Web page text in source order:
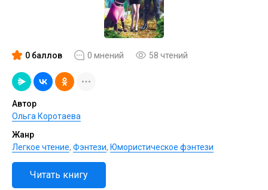
0 баллов 0 мнений 58 чтений
Автор
Ольга Коротаева
Жанр
Легкое чтение, Фэнтези, Юмористическое фэнтези
Читать книгу